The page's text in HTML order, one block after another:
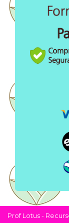
Prof Lotus -